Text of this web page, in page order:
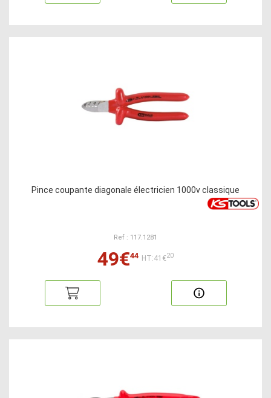
Pince coupante diagonale électricien 1000v classique
Ref : 117.1281
49€44 HT:41€20